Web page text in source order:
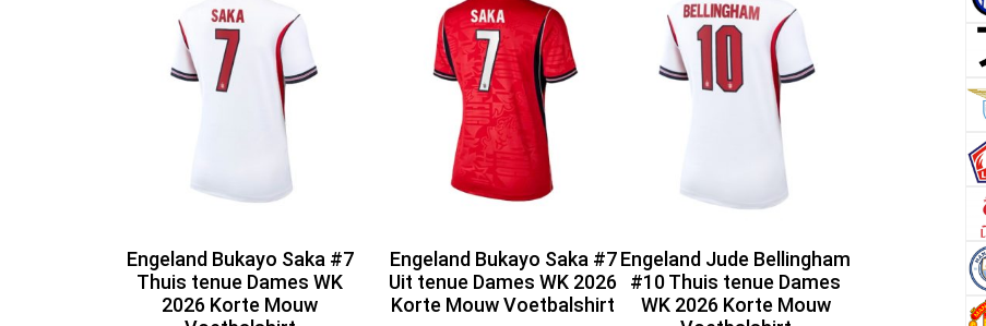
Engeland Bukayo Saka #7
Thuis tenue Dames WK
2026 Korte Mouw
Engeland Bukayo Saka #7
Uit tenue Dames WK 2026
Korte Mouw Voetbalshirt
Engeland Jude Bellingham
#10 Thuis tenue Dames
WK 2026 Korte Mouw